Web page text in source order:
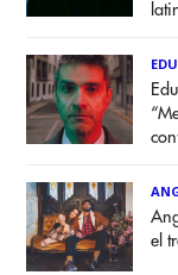
el